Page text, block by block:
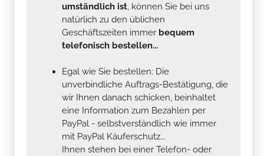
umständlich ist, können Sie bei uns
natürlich zu den üblichen
Geschäftszeiten immer bequem
telefonisch bestellen...
Egal wie Sie bestellen: Die
unverbindliche Auftrags-Bestätigung, die
wir Ihnen danach schicken, beinhaltet
eine Information zum Bezahlen per
PayPal - selbstverständlich wie immer
mit PayPal Käuferschutz...
Ihnen stehen bei einer Telefon- oder